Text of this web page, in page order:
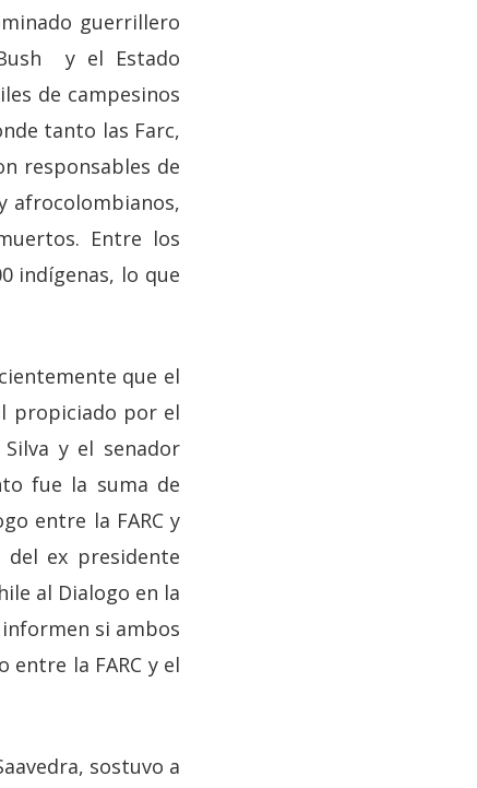
guerrillero
y el Estado
de campesinos
tanto las Farc,
responsables de
afrocolombianos,
Entre los
indígenas, lo que
que el
propiciado por el
y el senador
fue la suma de
entre la FARC y
del ex presidente
al Dialogo en la
informen si ambos
la FARC y el
sostuvo a